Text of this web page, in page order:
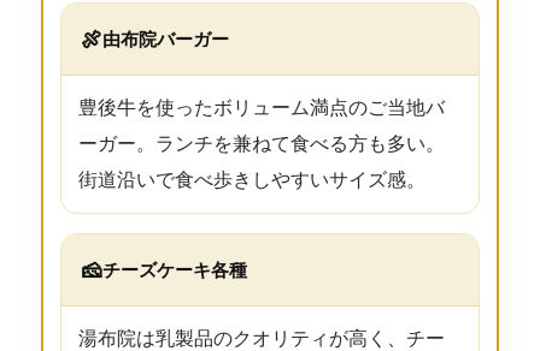
🍖由布院バーガー
豊後牛を使ったボリューム満点のご当地バ
ーガー。ランチを兼ねて食べる方も多い。
街道沿いで食べ歩きしやすいサイズ感。
🧀チーズケーキ各種
湯布院は乳製品のクオリティが高く、チー